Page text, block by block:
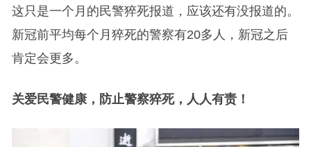
这只是一个月的民警猝死报道，应该还有没报道的。
新冠前平均每个月猝死的警察有20多人，新冠之后
肯定会更多。
关爱民警健康，防止警察猝死，人人有责！